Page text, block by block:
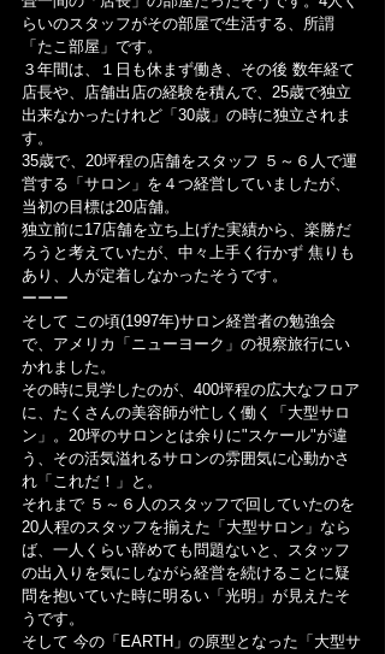
らいのスタッフがその部屋で生活する、所謂
「たこ部屋」です。
３年間は、１日も休まず働き、その後 数年経て
店長や、店舗出店の経験を積んで、25歳で独立
出来なかったけれど「30歳」の時に独立されま
す。
35歳で、20坪程の店舗をスタッフ ５～６人で運
営する「サロン」を４つ経営していましたが、
当初の目標は20店舗。
独立前に17店舗を立ち上げた実績から、楽勝だ
ろうと考えていたが、中々上手く行かず 焦りも
あり、人が定着しなかったそうです。
ーーー
そして この頃(1997年)サロン経営者の勉強会
で、アメリカ「ニューヨーク」の視察旅行にい
かれました。
その時に見学したのが、400坪程の広大なフロア
に、たくさんの美容師が忙しく働く「大型サロ
ン」。20坪のサロンとは余りに"スケール"が違
う、その活気溢れるサロンの雰囲気に心動かさ
れ「これだ！」と。
それまで ５～６人のスタッフで回していたのを
20人程のスタッフを揃えた「大型サロン」なら
ば、一人くらい辞めても問題ないと、スタッフ
の出入りを気にしながら経営を続けることに疑
問を抱いていた時に明るい「光明」が見えたそ
うです。
そして 今の「EARTH」の原型となった「大型サ